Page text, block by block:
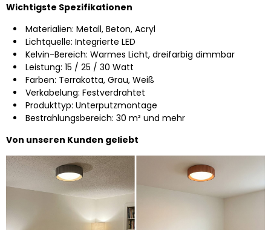
Wichtigste Spezifikationen
Materialien: Metall, Beton, Acryl
Lichtquelle: Integrierte LED
Kelvin-Bereich: Warmes Licht, dreifarbig dimmbar
Leistung: 15 / 25 / 30 Watt
Farben: Terrakotta, Grau, Weiß
Verkabelung: Festverdrahtet
Produkttyp: Unterputzmontage
Bestrahlungsbereich: 30 m² und mehr
Von unseren Kunden geliebt